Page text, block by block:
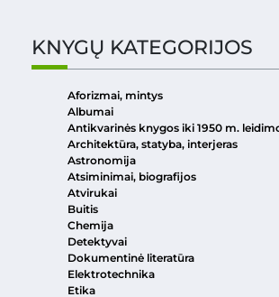
KNYGŲ KATEGORIJOS
Aforizmai, mintys
Albumai
Antikvarinės knygos iki 1950 m.
Architektūra, statyba, interjeras
Astronomija
Atsiminimai, biografijos
Atvirukai
Buitis
Chemija
Detektyvai
Dokumentinė literatūra
Elektrotechnika
Etika